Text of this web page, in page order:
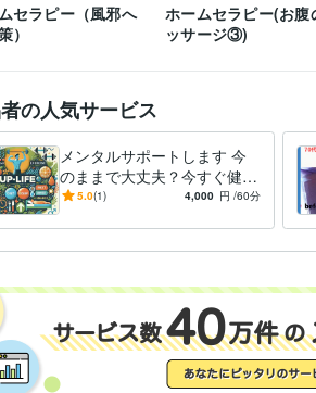
ス・クリエイ
ィブツール
Keynote:3年Canva:5年
得意分野 オンラインレッスン・習い事
ダイエット
ダ
学歴 中京大学 2002年3月 ~ 2006年2月
中和医療専門学校 2006年3月 ~
セラピー（風邪へ
）
ホームセラピー(お腹
ッサージ③)
の人気サービス
メンタルサポートします 今
のままで大丈夫？今すぐ健康
投資で未来を輝かせよう！！
5.0(1) 4,000 円 /60分